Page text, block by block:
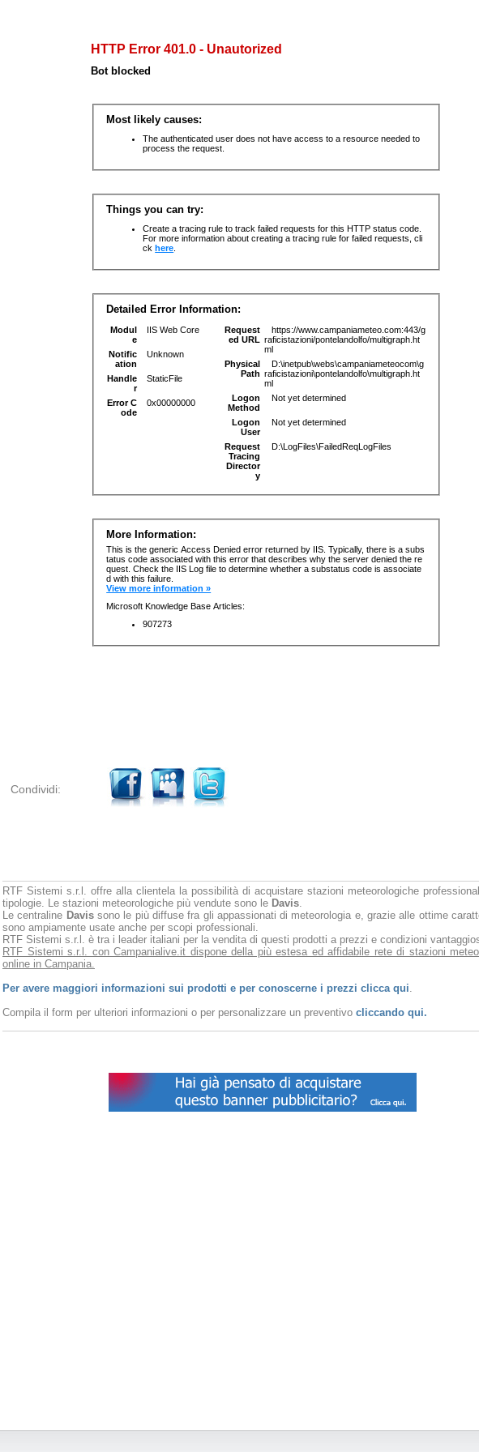
Condividi:
RTF Sistemi s.r.l. offre alla clientela la possibilità di acquistare stazioni meteorologiche
tipologie. Le stazioni meteorologiche più vendute sono le Davis.
Le centraline Davissono le più diffuse fra gli appassionati di meteorologia e, grazie alle ottime
sono ampiamente usate anche per scopi professionali.
RTF Sistemi s.r.l. è tra i leader italiani per la vendita di questi prodotti a prezzi e condizioni
RTF Sistemi s.r.l. con Campanialive.it dispone della più estesa ed affidabile rete di stazioni
online in Campania.
Per avere maggiori informazioni sui prodotti e per conoscerne i prezzi clicca qui.
Compila il form per ulteriori informazioni o per personalizzare un preventivo cliccando qui.